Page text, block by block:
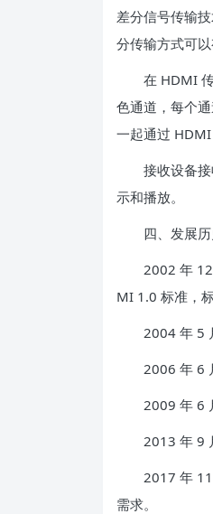
差分信号传输
分传输方式可
在 HDMI 传
色通道，每个
一起通过 HDMI
接收设备接
示和播放。
四、发展历
2002 年 12
MI 1.0 标准，
2004 年 5 月
2006 年 6 月
2009 年 6 月
2013 年 9 月
2017 年 11
需求。